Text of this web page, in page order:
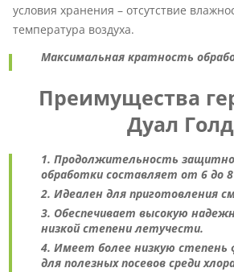
условия хранения – отсутствие
температура воздуха.
Максимальная кратность
Преимущества
Дуал Голд
Продолжительность
обработки составляет от 6 до
Идеален для приготовления
Обеспечивает высокую
низкой степени летучести.
Имеет более низкую
для полезных посевов среди